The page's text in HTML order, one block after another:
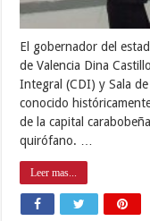
El gobernador del
de Valencia Dina
Integral (CDI) y Sala
conocido
de la capital
quirófano. …
Leer mas...